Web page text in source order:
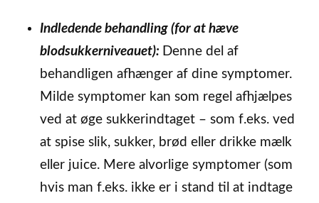
Indledende behandling (for at hæve
blodsukkerniveauet): Denne del af
behandligen afhænger af dine symptomer.
Milde symptomer kan som regel afhjælpes
ved at øge sukkerindtaget – som f.eks. ved
at spise slik, sukker, brød eller drikke mælk
eller juice. Mere alvorlige symptomer (som
hvis man f.eks. ikke er i stand til at indtage